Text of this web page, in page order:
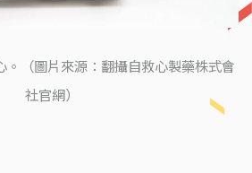
。（圖片來源：翻攝自救心製藥株式會
社官網）